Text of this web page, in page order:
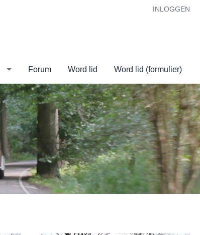
INLOGGEN
Forum Word lid Word lid (formulier)